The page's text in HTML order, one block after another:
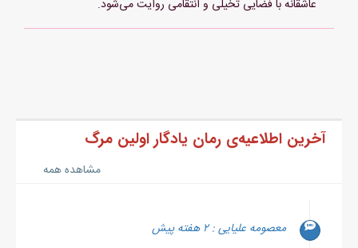
عاشقانه با فضایی تخیلی و انتقامی روایت می‌شود.
آخرین اطلاعیه‌ی رمان یادگار اولین مرگ
مشاهده همه
معصومه علیایی : ۲ هفته پیش